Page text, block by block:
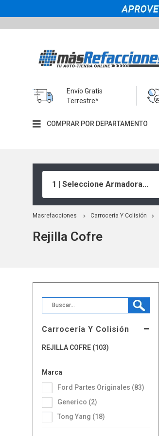
Envío Gratis
Terrestre*
COMPRAR POR DEPARTAMENTO
1 | Seleccione Armadora...
Masrefacciones Carrocería Y Colisión
Rejilla Cofre
Carrocería Y Colisión
REJILLA COFRE (103)
Marca
Ford Partes Originales (83)
Generico (2)
Tong Yang (18)